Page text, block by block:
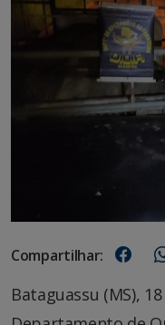
Compartilhar:
Bataguassu (MS),